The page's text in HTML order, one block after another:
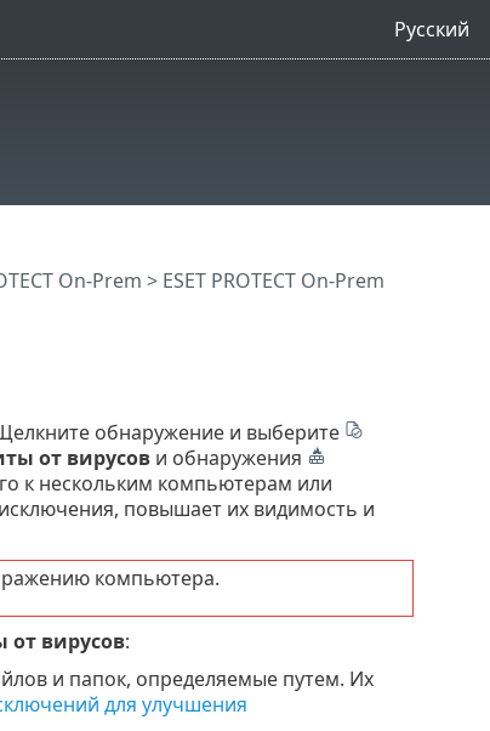
Русский
On-Prem > ESET PROTECT On-Prem
обнаружение и выберите
от вирусови обнаружения
к нескольким компьютерам или
повышает их видимость и
компьютера.
вирусов:
и папок, определяемые путем. Их
для улучшения